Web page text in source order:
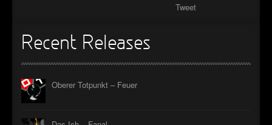
Tweet
Recent Releases
Oberer Totpunkt – Feuer